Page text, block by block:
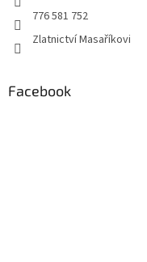
776 581 752
Zlatnictví Masaříkovi
Facebook